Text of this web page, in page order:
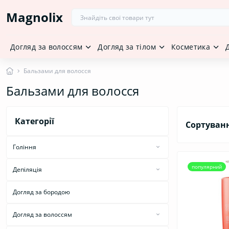
Magnolix
Догляд за волоссям Догляд за тілом Косметика
Бальзами для волосся
Бальзами для волосся
Категорії
Гоління
Депіляція
Догляд за бородою
Догляд за волоссям
популярний